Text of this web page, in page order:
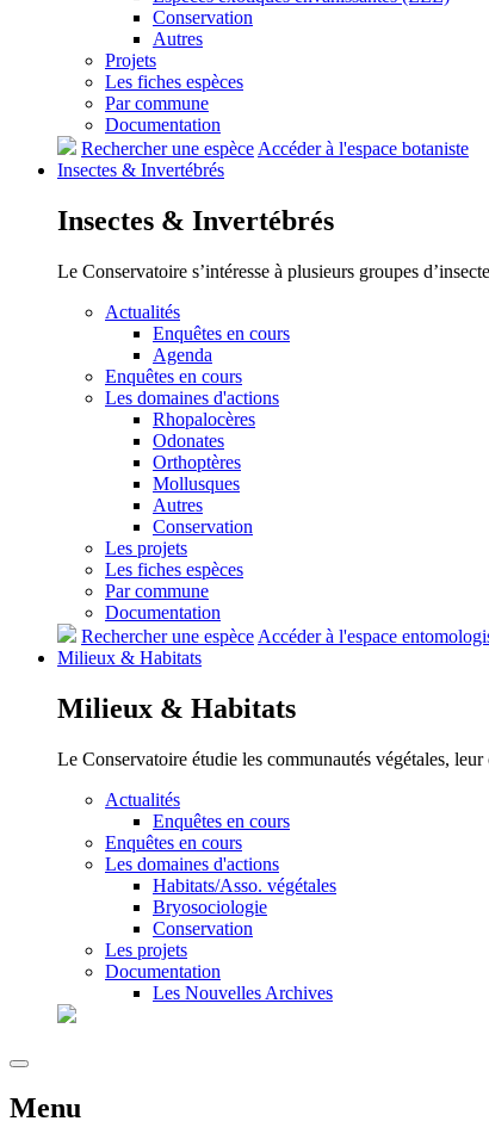
Conservation
Autres
Projets
Les fiches espèces
Par commune
Documentation
Rechercher une espèceAccéder à l'espace botaniste
Insectes & Invertébrés
Insectes & Invertébrés
Le Conservatoire s’intéresse à plusieurs groupes
Actualités
Enquêtes en cours
Agenda
Enquêtes en cours
Les domaines d'actions
Rhopalocères
Odonates
Orthoptères
Mollusques
Autres
Conservation
Les projets
Les fiches espèces
Par commune
Documentation
Rechercher une espèce Accéder à l'espace
Milieux & Habitats
Milieux & Habitats
Le Conservatoire étudie les communautés végétales,
Actualités
Enquêtes en cours
Enquêtes en cours
Les domaines d'actions
Habitats/Asso. végétales
Bryosociologie
Conservation
Les projets
Documentation
Les Nouvelles Archives
Menu